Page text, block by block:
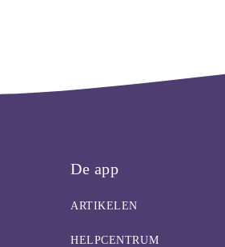
De app
ARTIKELEN
HELPCENTRUM